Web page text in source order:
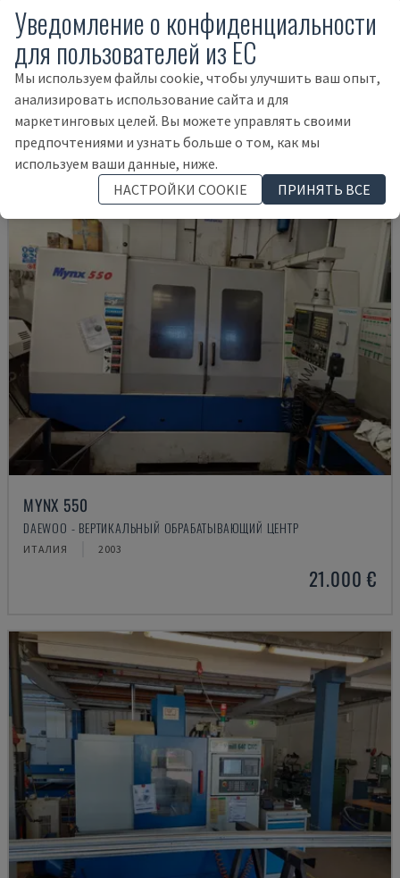
U5-1530
SPINNER - ВЕРТИКАЛЬНЫЙ ОБРАБАТЫВАЮЩИЙ ЦЕНТР
ГЕРМАНИЯ 2021 6.000 HRS
145.000 €
MYNX 550
DAEWOO - ВЕРТИКАЛЬНЫЙ ОБРАБАТЫВАЮЩИЙ ЦЕНТР
ИТАЛИЯ 2003
21.000 €
Уведомление о конфиденциальности
для пользователей из ЕС
Мы используем файлы cookie, чтобы улучшить ваш опыт,
анализировать использование сайта и для
маркетинговых целей. Вы можете управлять своими
предпочтениями и узнать больше о том, как мы
используем ваши данные, ниже.
НАСТРОЙКИ COOKIE
ПРИНЯТЬ ВСЕ